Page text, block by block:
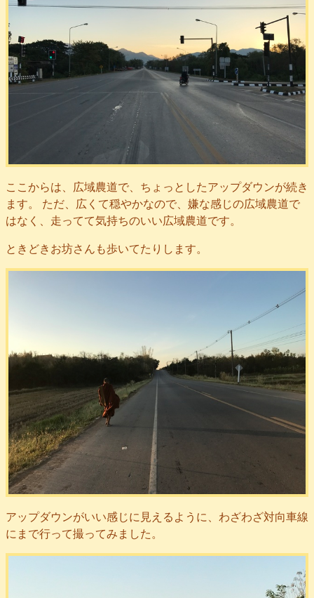
ここからは、広域農道で、ちょっとしたアップダウンが続き
ます。 ただ、広くて穏やかなので、嫌な感じの広域農道で
はなく、走ってて気持ちのいい広域農道です。
ときどきお坊さんも歩いてたりします。
アップダウンがいい感じに見えるように、わざわざ対向車線
にまで行って撮ってみました。